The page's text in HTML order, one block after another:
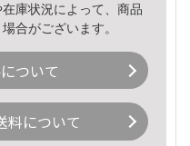
庫状況によって、商品
合がございます。
ついて
料について